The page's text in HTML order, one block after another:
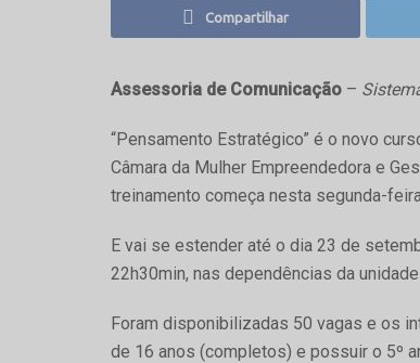
Compartilhar
Assessoria de Comunicação –
“Pensamento Estratégico” é o novo
Câmara da Mulher Empreendedora e
treinamento começa nesta segunda-
E vai se estender até o dia 23 de
22h30min, nas dependências da
Foram disponibilizadas 50 vagas e os
de 16 anos (completos) e possuir o 5º